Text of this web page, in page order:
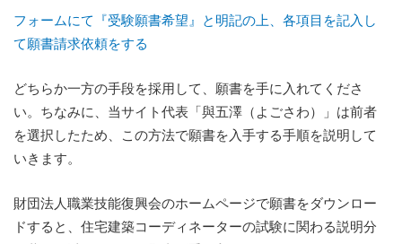
フォームにて『受験願書希望』と明記の上、各項目を記入し
て願書請求依頼をする
どちらか一方の手段を採用して、願書を手に入れてくださ
い。ちなみに、当サイト代表「與五澤（よごさわ）」は前者
を選択したため、この方法で願書を入手する手順を説明して
いきます。
財団法人職業技能復興会のホームページで願書をダウンロー
ドすると、住宅建築コーディネーターの試験に関わる説明分